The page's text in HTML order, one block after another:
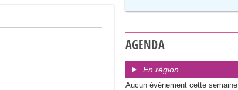
AGENDA
En région
Aucun événement cette semaine